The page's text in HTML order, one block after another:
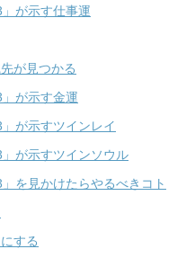
が示す仕事運
が見つかる
が示す金運
が示すツインレイ
が示すツインソウル
を見かけたらやるべきコト
する